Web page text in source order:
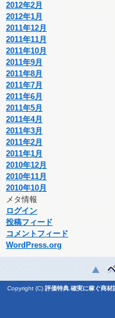
2012年2月
2012年1月
2011年12月
2011年11月
2011年10月
2011年9月
2011年8月
2011年7月
2011年6月
2011年5月
2011年4月
2011年3月
2011年2月
2011年1月
2010年12月
2010年11月
2010年10月
メタ情報
ログイン
投稿フィード
コメントフィード
WordPress.org
Copyright (C) 評価特典.確実に稼ぐ商材